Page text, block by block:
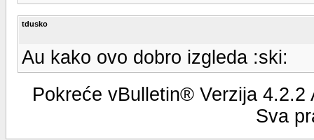
tdusko
Au kako ovo dobro izgleda :ski:
Pokreće vBulletin® Verzija
Sva